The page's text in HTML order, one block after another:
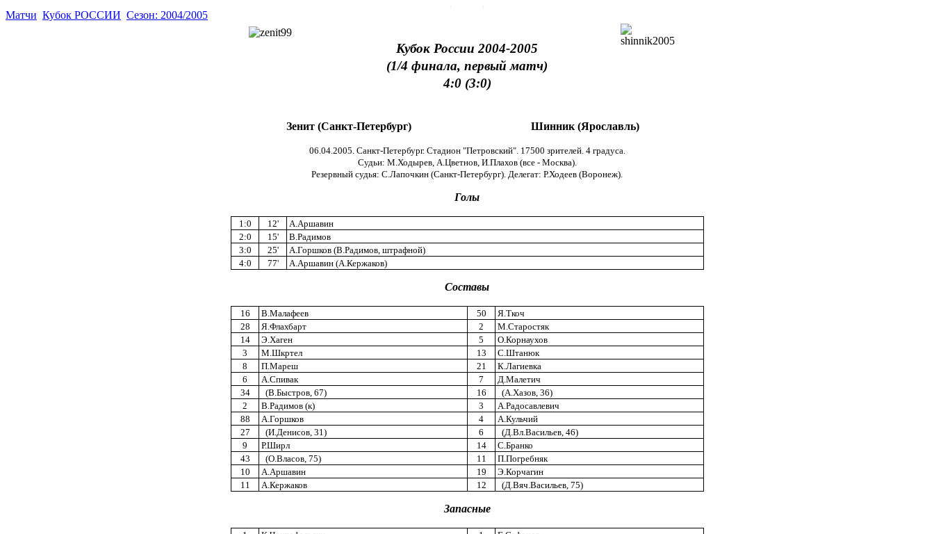
Матчи Кубок РОССИИ Сезон: 2004/2005
Кубок России 2004-2005
(1/4 финала, первый матч)
4:0 (3:0)
Зенит (Санкт-Петербург) Шинник (Ярославль)
06.04.2005. Санкт-Петербург. Стадион "Петровский". 17500 зрителей. 4 градуса.
Судьи: М.Ходырев, А.Цветнов, И.Плахов (все - Москва).
Резервный судья: С.Лапочкин (Санкт-Петербург). Делегат: Р.Ходеев (Воронеж).
Голы
1:0 12'
А.Аршавин
2:0
15'
В.Радимов
3:0
25'
А.Горшков (В.Радимов, штрафной)
4:0
77' А.Аршавин (А.Кержаков)
Составы
16 В.Малафеев 50
Я.Ткоч
28
Я.Флахбарт 2
М.Старостяк
14
Э.Хаген 5
О.Корнаухов
3
М.Шкртел 13
С.Штанюк
8
П.Мареш 21
К.Лагиевка
6
А.Спивак 7
Д.Малетич
34
(В.Быстров, 67) 16
(А.Хазов, 36)
2
В.Радимов (к) 3
А.Радосавлевич
88
А.Горшков 4
А.Кульчий
27
(И.Денисов, 31) 6
(Д.Вл.Васильев, 46)
9
Р.Ширл 14
С.Бранко
43
(О.Власов, 75) 11
П.Погребняк
10
А.Аршавин 19
Э.Корчагин
11
А.Кержаков 12 (Д.Вяч.Васильев, 75)
Запасные